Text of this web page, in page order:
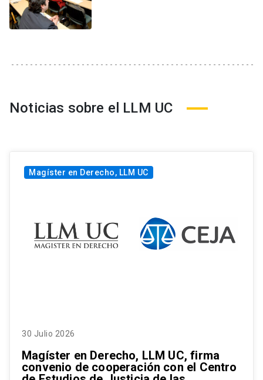
Noticias sobre el LLM UC
Magíster en Derecho, LLM UC
30 Julio 2026
Magíster en Derecho, LLM UC, firma
convenio de cooperación con el Centro